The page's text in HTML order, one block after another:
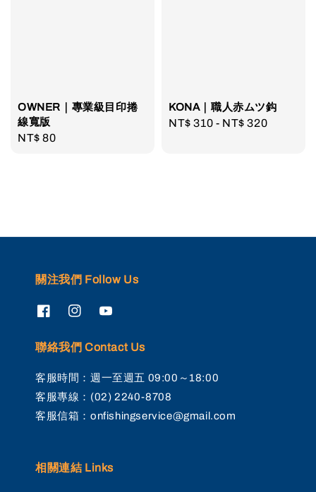
OWNER｜專業級目印捲
線寬版
Regular
NT$ 80
KONA｜職人赤ムツ鈎
Regular
NT$ 310 - NT$ 320
關注我們 Follow Us
聯絡我們 Contact Us
客服時間：週一至週五 09:00～18:00
客服專線：(02) 2240-8708
客服信箱：onfishingservice@gmail.com
相關連結 Links